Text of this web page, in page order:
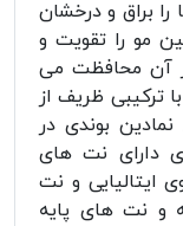
را براق و درخشان
مو را تقویت و
آن محافظت می
ترکیبی ظریف از
بوندی در
دارای نت های
ایتالیایی و نت
و نت های پایه